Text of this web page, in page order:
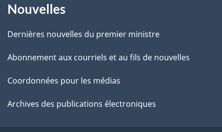
i
l
s
d
e
propos
de
ce
site
Nouvelles
Dernières nouvelles du premier ministre
Abonnement aux courriels et au fils de nouvelles
Coordonnées pour les médias
Archives des publications électroniques